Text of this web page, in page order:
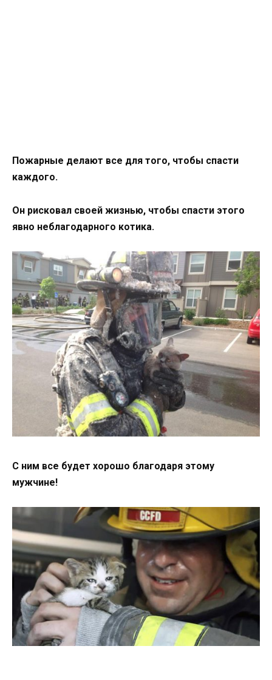
Пожарные делают все для того, чтобы спасти
каждого.
Он рисковал своей жизнью, чтобы спасти этого
явно неблагодарного котика.
С ним все будет хорошо благодаря этому
мужчине!